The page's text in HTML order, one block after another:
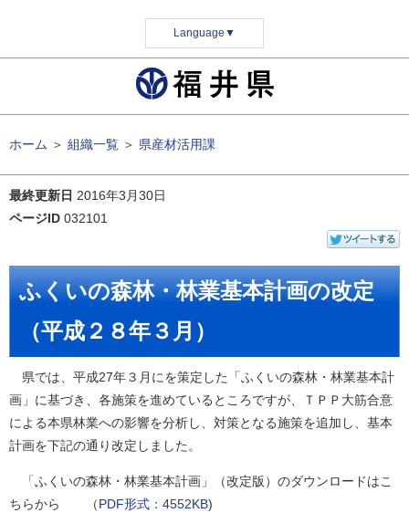
Language ▼
ホーム ＞ 組織一覧 ＞ 県産材活用課
最終更新日 2016年3月30日
ページID 032101
ふくいの森林・林業基本計画の改定
（平成２８年３月）
県では、平成27年３月にを策定した「ふくいの森林・林業基本計
画」に基づき、各施策を進めているところですが、ＴＰＰ大筋合意
による本県林業への影響を分析し、対策となる施策を追加し、基本
計画を下記の通り改定しました。
「ふくいの森林・林業基本計画」（改定版）のダウンロードはこ
ちらから （PDF形式：4552KB)